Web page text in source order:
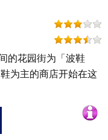
的花园街为「波鞋
为主的商店开始在这